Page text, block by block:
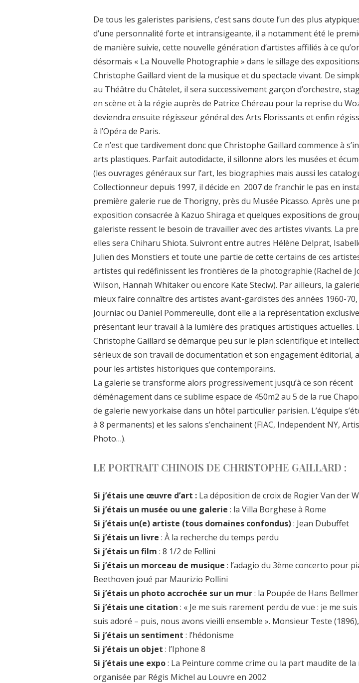
De tous les galeristes parisiens, c’est sans doute l’un des plus
d’une personnalité forte et intransigeante, il a notamment été le
de manière suivie, cette nouvelle génération d’artistes affiliés à ce
désormais « La Nouvelle Photographie » dans le sillage des expositions
Christophe Gaillard vient de la musique et du spectacle vivant. De
au Théâtre du Châtelet, il sera successivement garçon d’orchestre,
en scène et à la régie auprès de Patrice Chéreau pour la reprise du
deviendra ensuite régisseur général des Arts Florissants et enfin
à l’Opéra de Paris.
Ce n’est que tardivement donc que Christophe Gaillard commence à
arts plastiques. Parfait autodidacte, il sillonne alors les musées et
(les ouvrages généraux sur l’art, les biographies mais aussi les
Collectionneur depuis 1997, il décide en 2007 de franchir le pas en
première galerie rue de Thorigny, près du Musée Picasso. Après une
exposition consacrée à Kazuo Shiraga et quelques expositions de
galeriste ressent le besoin de travailler avec des artistes vivants. La
elles sera Chiharu Shiota. Suivront entre autres Hélène Delprat,
Julien des Monstiers et toute une partie de cette certains de ces
artistes qui redéfinissent les frontières de la photographie (Rachel de
Wilson, Hannah Whitaker ou encore Kate Steciw). Par ailleurs, la
mieux faire connaître des artistes avant-gardistes des années 1960-
Journiac ou Daniel Pommereulle, dont elle a la représentation
présentant leur travail à la lumière des pratiques artistiques actuelles.
Christophe Gaillard se démarque peu sur le plan scientifique et
sérieux de son travail de documentation et son engagement éditorial,
pour les artistes historiques que contemporains.
La galerie se transforme alors progressivement jusqu’à ce son récent
déménagement dans ce sublime espace de 450m2 au 5 de la rue
de galerie new yorkaise dans un hôtel particulier parisien. L’équipe
à 8 permanents) et les salons s’enchainent (FIAC, Independent NY,
Photo…).
LE PORTRAIT CHINOIS DE CHRISTOPHE GAILLARD :
Si j’étais une œuvre d’art : La déposition de croix de Rogier Van der
Si j’étais un musée ou une galerie : la Villa Borghese à Rome
Si j’étais un(e) artiste (tous domaines confondus): Jean Dubuffet
Si j’étais un livre : À la recherche du temps perdu
Si j’étais un film : 8 1/2 de Fellini
Si j’étais un morceau de musique : l’adagio du 3ème concerto pour
Beethoven joué par Maurizio Pollini
Si j’étais un photo accrochée sur un mur: la Poupée de Hans Bellmer
Si j’étais une citation : « Je me suis rarement perdu de vue : je me
suis adoré – puis, nous avons vieilli ensemble ». Monsieur Teste
Si j’étais un sentiment : l’hédonisme
Si j’étais un objet : l’Iphone 8
Si j’étais une expo: La Peinture comme crime ou la part maudite de
organisée par Régis Michel au Louvre en 2002